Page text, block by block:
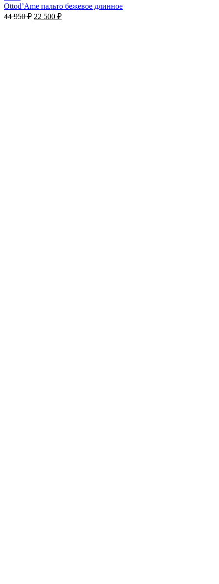
Ottod’Ame пальто бежевое длинное
44 950₽ 22 500 ₽